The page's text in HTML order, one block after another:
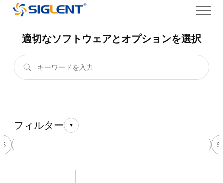
適切なソフトウェアとオプションを選択
フィルター
46 47 48 49 50 51 52 53 54 55